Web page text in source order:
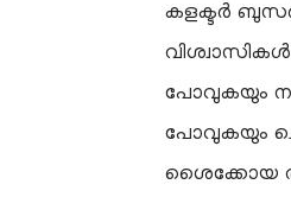
കളക്ടർ
പോവുകയും
പോവുകയും
ശൈക്കോയ